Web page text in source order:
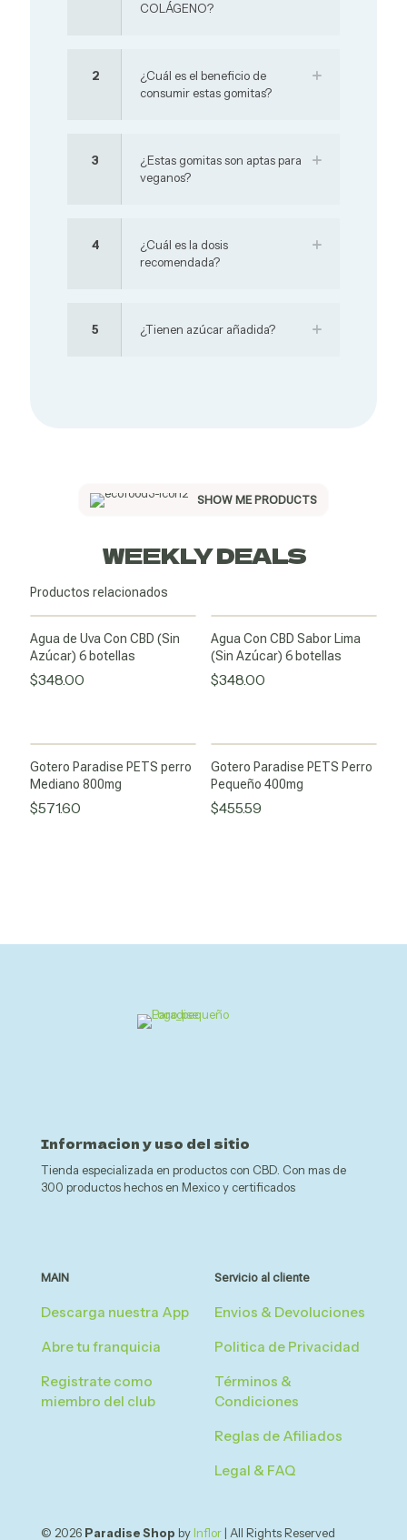
COLÁGENO?
2
¿Cuál es el beneficio de
consumir estas gomitas?
3
¿Estas gomitas son aptas para
veganos?
4
¿Cuál es la dosis
recomendada?
5 ¿Tienen azúcar añadida?
SHOW ME PRODUCTS
WEEKLY DEALS
Productos relacionados
Agua de Uva Con CBD (Sin
Azúcar) 6 botellas
$348.00
Agua Con CBD Sabor Lima
(Sin Azúcar) 6 botellas
$348.00
Gotero Paradise PETS perro
Mediano 800mg
$571.60
Gotero Paradise PETS Perro
Pequeño 400mg
$455.59
Informacion y uso del sitio
Tienda especializada en productos con CBD. Con mas de
300 productos hechos en Mexico y certificados
MAIN
Descarga nuestra App
Abre tu franquicia
Registrate como
miembro del club
Servicio al cliente
Envios & Devoluciones
Politica de Privacidad
Términos &
Condiciones
Reglas de Afiliados
Legal & FAQ
© 2026 Paradise Shop by Inflor | All Rights Reserved